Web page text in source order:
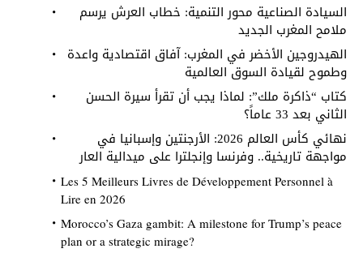
السيادة الصناعية محور التنمية: خطاب العرش يرسم
ملامح المغرب الجديد
الهيدروجين الأخضر في المغرب: آفاق اقتصادية واعدة
وطموح لقيادة السوق العالمية
كتاب “ذاكرة ملك”: لماذا يجب أن تقرأ سيرة الحسن
الثاني بعد 33 عاماً؟
نهائي كأس العالم 2026: الأرجنتين وإسبانيا في
مواجهة تاريخية.. وفرنسا وإنجلترا على ميدالية العار
Les 5 Meilleurs Livres de Développement Personnel à
Lire en 2026
Morocco’s Gaza gambit: A milestone for Trump’s peace
plan or a strategic mirage?